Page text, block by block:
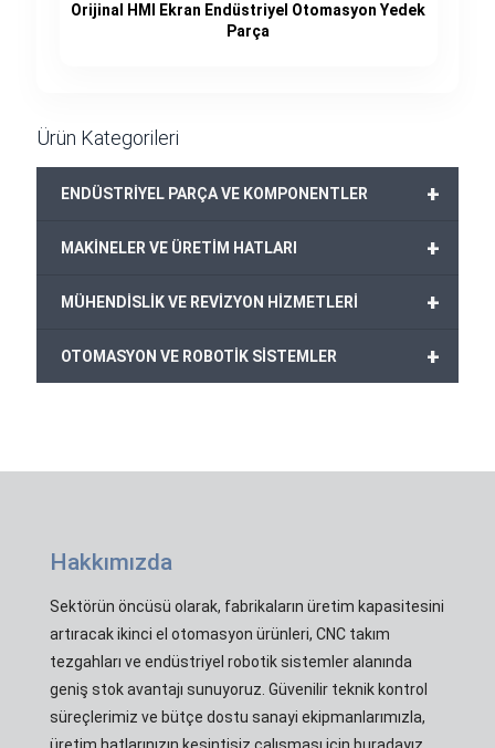
Orijinal HMI Ekran Endüstriyel Otomasyon Yedek
Parça
Ürün Kategorileri
+
ENDÜSTRİYEL PARÇA VE KOMPONENTLER
+
MAKİNELER VE ÜRETİM HATLARI
+
MÜHENDİSLİK VE REVİZYON HİZMETLERİ
+
OTOMASYON VE ROBOTİK SİSTEMLER
Hakkımızda
Sektörün öncüsü olarak, fabrikaların üretim kapasitesini
artıracak ikinci el otomasyon ürünleri, CNC takım
tezgahları ve endüstriyel robotik sistemler alanında
geniş stok avantajı sunuyoruz. Güvenilir teknik kontrol
süreçlerimiz ve bütçe dostu sanayi ekipmanlarımızla,